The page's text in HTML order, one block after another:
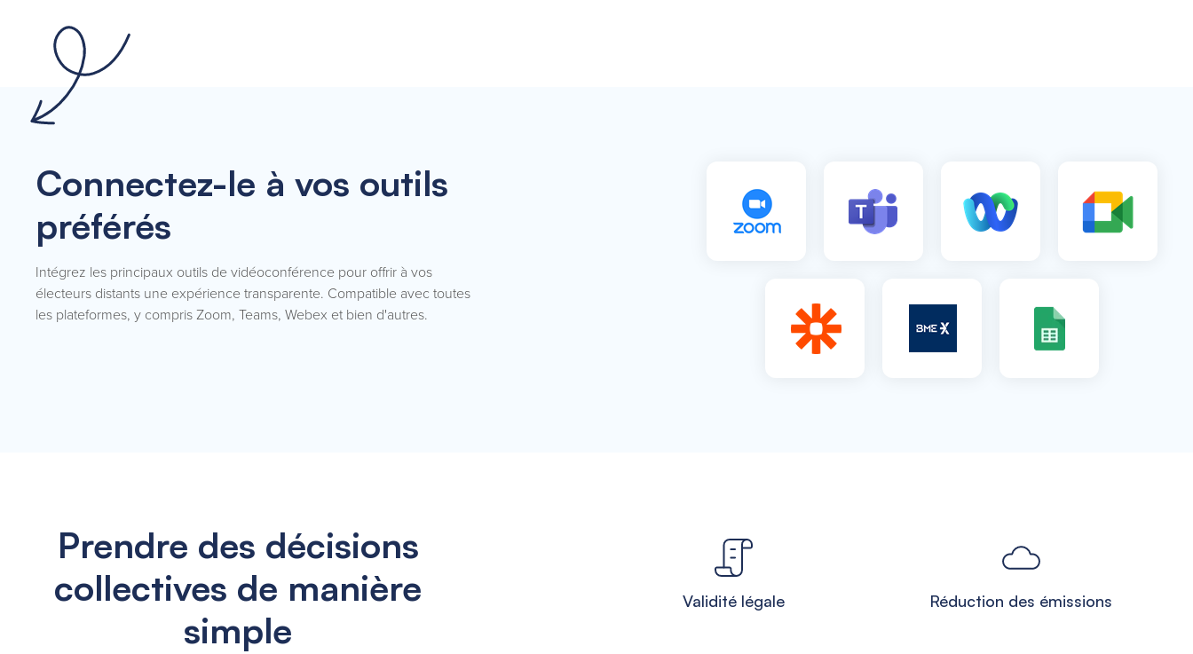
Connectez-le à vos outils
préférés
Intégrez les principaux outils de vidéoconférence pour offrir à vos
électeurs distants une expérience transparente. Compatible avec toutes
les plateformes, y compris Zoom, Teams, Webex et bien d'autres.
Prendre des décisions
collectives de manière
simple
Validité légale Réduction des émissions